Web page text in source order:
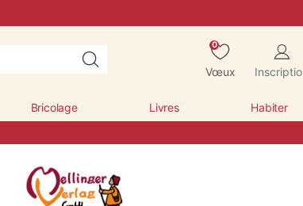
0
Vœux
Bricolage Livres Habiter